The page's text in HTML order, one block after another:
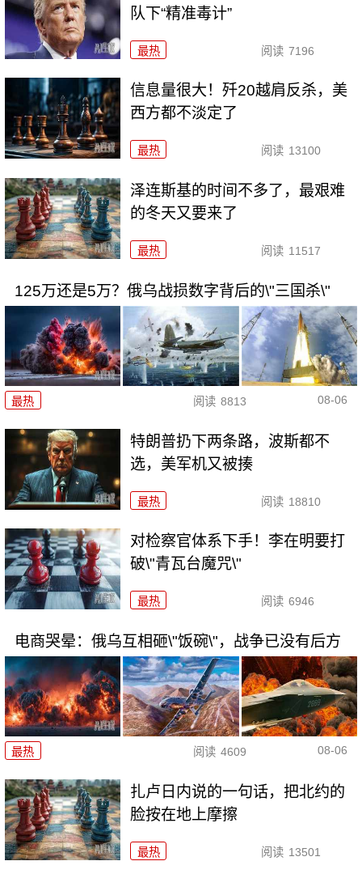
队下“精准毒计”
最热 阅读 7196
信息量很大！歼20越肩反杀，美
西方都不淡定了
最热 阅读 13100
泽连斯基的时间不多了，最艰难
的冬天又要来了
最热 阅读 11517
125万还是5万？俄乌战损数字背后的\"三国杀\"
最热 阅读 8813 08-06
特朗普扔下两条路，波斯都不
选，美军机又被揍
最热 阅读 18810
对检察官体系下手！李在明要打
破\"青瓦台魔咒\"
最热 阅读 6946
电商哭晕：俄乌互相砸\"饭碗\"，战争已没有后方
最热 阅读 4609 08-06
扎卢日内说的一句话，把北约的
脸按在地上摩擦
最热 阅读 13501